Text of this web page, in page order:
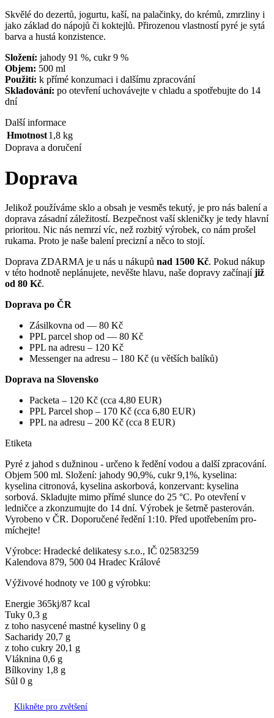
Klikněte pro zvětšení
Skvělé do dezertů, jogurtu, kaší, na palačinky, do krémů, zmrzliny i
jako základ do nápojů či koktejlů. Přirozenou vlastností pyré je sytá
barva a hustá konzistence.
Složení: jahody 91 %, cukr 9 %
Objem: 500 ml
Použití: k přímé konzumaci i dalšímu zpracování
Skladování: po otevření uchovávejte v chladu a spotřebujte do 14
dní
Další informace
Hmotnost1,8 kg
Doprava a doručení
Doprava
Jelikož používáme sklo a obsah je vesměs tekutý, je pro nás balení a
doprava zásadní záležitostí. Bezpečnost vaší skleničky je tedy hlavní
prioritou. Nic nás nemrzí víc, než rozbitý výrobek, co nám prošel
rukama. Proto je naše balení precizní a něco to stojí.
Doprava ZDARMA je u nás u nákupů nad 1500 Kč. Pokud nákup
v této hodnotě neplánujete, nevěšte hlavu, naše dopravy začínajíjiž
od 80 Kč.
Doprava po ČR
Zásilkovna od — 80 Kč
PPL parcel shop od — 80 Kč
PPL na adresu – 120 Kč
Messenger na adresu – 180 Kč (u větších balíků)
Doprava na Slovensko
Packeta – 120 Kč (cca 4,80 EUR)
PPL Parcel shop – 170 Kč (cca 6,80 EUR)
PPL na adresu – 200 Kč (cca 8 EUR)
Etiketa
Pyré z jahod s dužninou - určeno k ředění vodou a další zpracování.
Objem 500 ml. Složení: jahody 90,9%, cukr 9,1%, kyselina:
kyselina citronová, kyselina askorbová, konzervant: kyselina
sorbová. Skladujte mimo přímé slunce do 25 °C. Po otevření v
ledničce a zkonzumujte do 14 dní. Výrobek je šetrně pasterován.
Vyrobeno v ČR. Doporučené ředění 1:10. Před upotřebením pro-
míchejte!
Výrobce: Hradecké delikatesy s.r.o., IČ 02583259
Kalendova 879, 500 04 Hradec Králové
Výživové hodnoty ve 100 g výrobku:
Energie 365kj/87 kcal
Tuky 0,3 g
z toho nasycené mastné kyseliny 0 g
Sacharidy 20,7 g
z toho cukry 20,1 g
Vláknina 0,6 g
Bílkoviny 1,8 g
Sůl 0 g